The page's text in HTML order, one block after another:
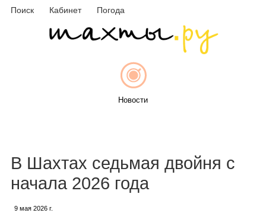
Поиск Кабинет Погода
Новости
В Шахтах седьмая двойня с
начала 2026 года
9 мая 2026 г.